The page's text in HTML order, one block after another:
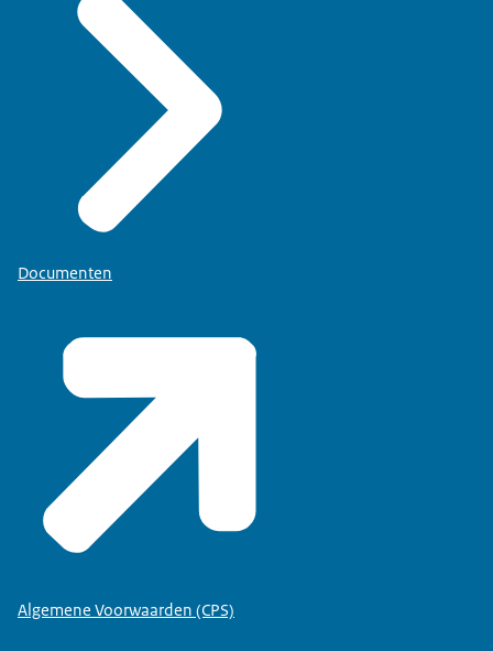
Documenten
Algemene Voorwaarden (CPS)